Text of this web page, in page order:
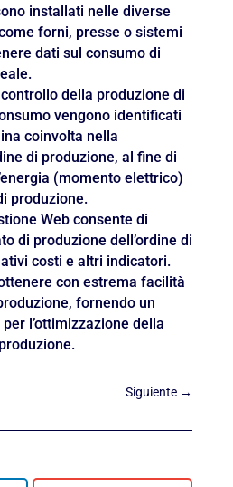
installati nelle diverse
forni, presse o sistemi
dati sul consumo di
della produzione di
vengono identificati
coinvolta nella
di produzione, al fine di
(momento elettrico)
produzione.
Web consente di
di produzione dell’ordine di
costi e altri indicatori.
con estrema facilità
fornendo un
l’ottimizzazione della
Siguiente →